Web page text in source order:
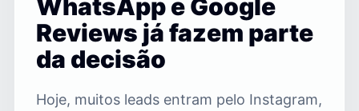
WhatsApp e Google
Reviews já fazem parte
da decisão
Hoje, muitos leads entram pelo Instagram,